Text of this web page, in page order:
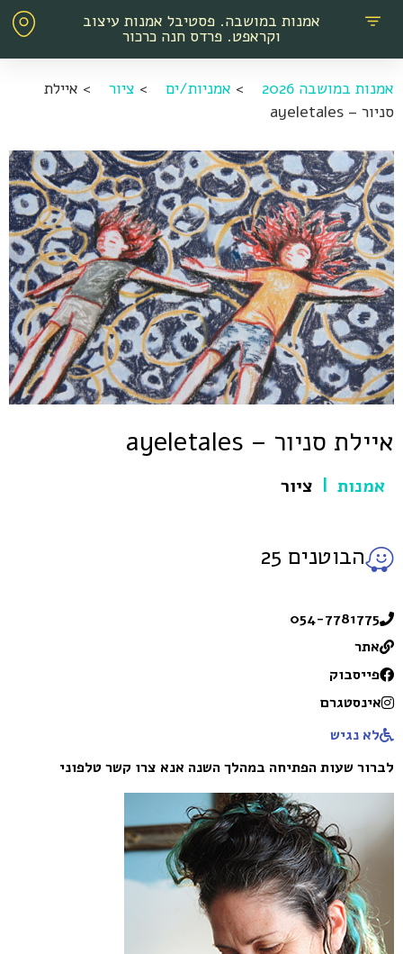
אמנות במושבה. פסטיבל אמנות עיצוב
וקראפט. פרדס חנה כרכור
אמנות במושבה 2026 > אמניות/ים > ציור > איילת
סניור – ayeletales
איילת סניור – ayeletales
אמנות | ציור
הבוטנים 25
054-7781775
אתר
פייסבוק
אינסטגרם
לא נגיש
לברור שעות הפתיחה במהלך השנה אנא צרו קשר טלפוני